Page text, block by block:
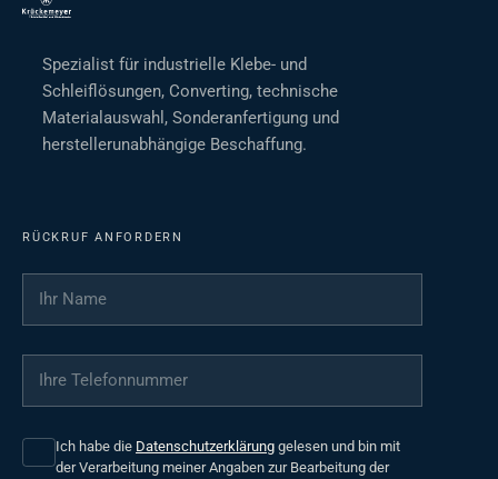
Spezialist für industrielle Klebe- und
Schleiflösungen, Converting, technische
Materialauswahl, Sonderanfertigung und
herstellerunabhängige Beschaffung.
RÜCKRUF ANFORDERN
Ihr Name
Ihre Telefonnummer
Ich habe die Datenschutzerklärung gelesen und bin mit
der Verarbeitung meiner Angaben zur Bearbeitung der